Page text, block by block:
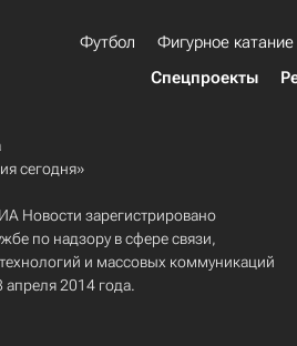
Футбол Фигурное катание
Спецпроекты
сегодня»
Новости зарегистрировано
по надзору в сфере связи,
и массовых коммуникаций
2014 года.